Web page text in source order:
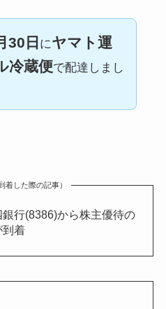
30日 にヤマト運
冷蔵便で配達しまし
着した際の記事）
銀行(8386)から株主優待の
到着